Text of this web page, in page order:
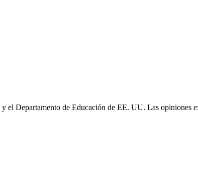
Departamento de Educación de EE. UU. Las opiniones